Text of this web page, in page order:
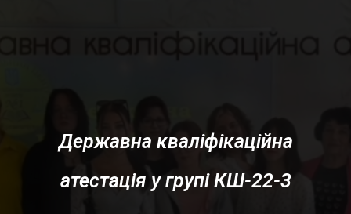
Державна кваліфікаційна
атестація у групі КШ-22-3